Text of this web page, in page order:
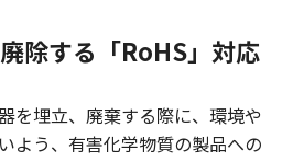
除する「RoHS」対応
を埋立、廃棄する際に、環境や
よう、有害化学物質の製品への